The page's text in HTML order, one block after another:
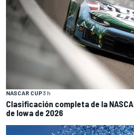
NASCAR CUP3 h
Clasificación completa de la
de Iowa de 2026